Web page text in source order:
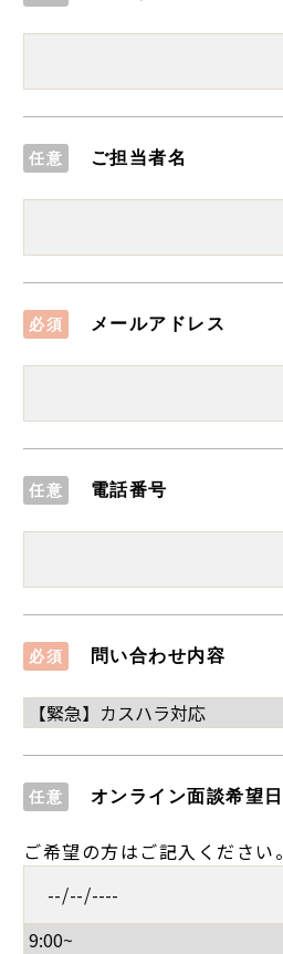
任意 ご担当者名
必須 メールアドレス
任意 電話番号
必須 問い合わせ内容
任意 オンライン面談希望日
ご希望の方はご記入ください。